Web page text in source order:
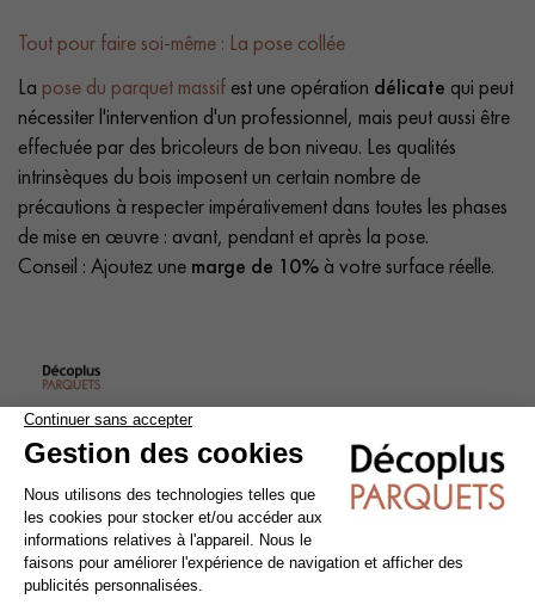
Tout pour faire soi-même : La pose collée
La pose du parquet massif est une opération délicate qui peut
nécessiter l'intervention d'un professionnel, mais peut aussi être
effectuée par des bricoleurs de bon niveau. Les qualités
intrinsèques du bois imposent un certain nombre de
précautions à respecter impérativement dans toutes les phases
de mise en œuvre : avant, pendant et après la pose.
Conseil : Ajoutez une marge de 10% à votre surface réelle.